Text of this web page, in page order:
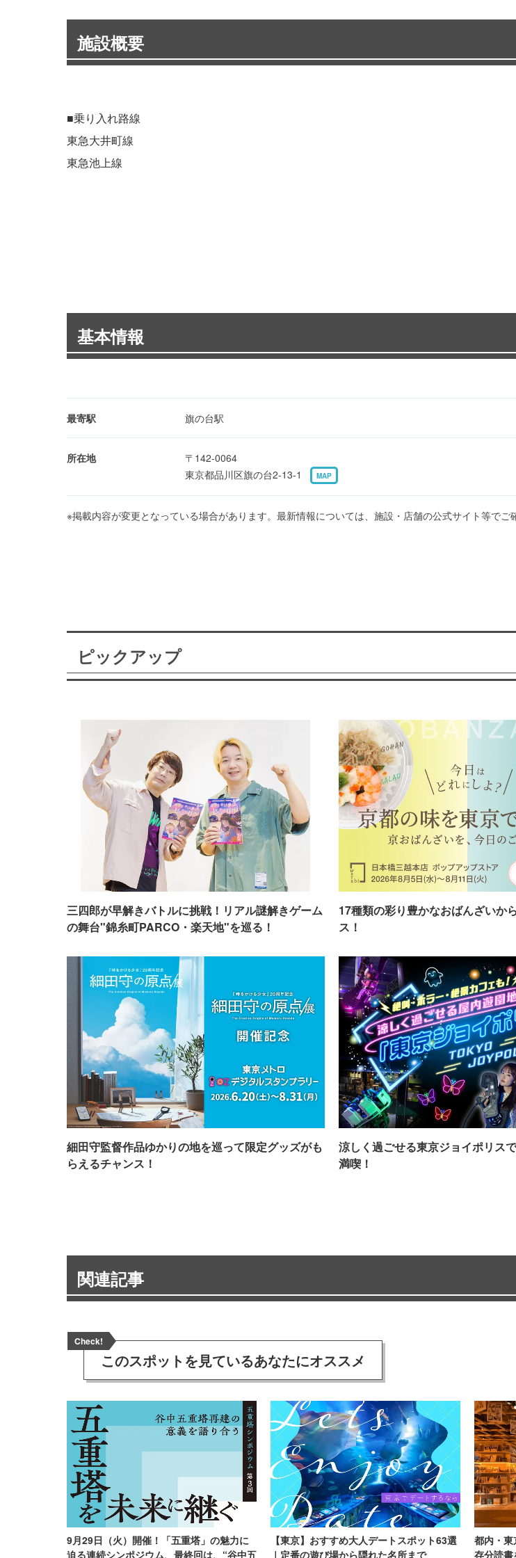
施設概要
■乗り入れ路線
東急大井町線
東急池上線
基本情報
最寄駅 旗の台駅
所在地
〒142-0064
東京都品川区旗の台2-13-1
MAP
※掲載内容が変更となっている場合があります。最新情報については、施設・店舗の公式サイト等でご
ピックアップ
三四郎が早解きバトルに挑戦！リアル謎解きゲーム
の舞台"錦糸町PARCO・楽天地"を巡る！
17種類の彩り豊かなおばんざいか
ス！
細田守監督作品ゆかりの地を巡って限定グッズがも
らえるチャンス！
涼しく過ごせる東京ジョイポリス
満喫！
関連記事
Check!
このスポットを見ているあなたにオススメ
9月29日（火）開催！「五重塔」の魅力に
迫る連続シンポジウム、最終回は、“谷中五
【東京】おすすめ大人デートスポット63選
｜定番の遊び場から隠れた名所まで
都内・東
存分読書